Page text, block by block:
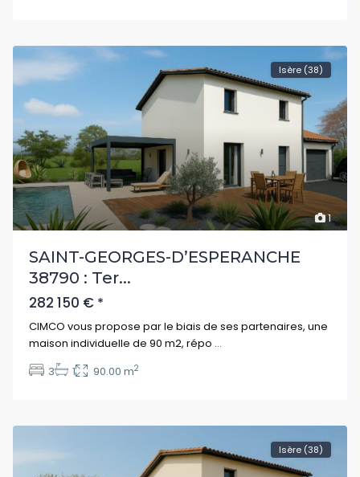
1
Isère (38)
SAINT-GEORGES-D’ESPERANCHE
38790 : Ter...
282 150 € *
CIMCO vous propose par le biais de ses partenaires, une
maison individuelle de 90 m2, répo
3 1 90.00 m2
Isère (38)